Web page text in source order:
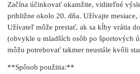
Začína účinkovať okamžite, viditeľné
približne okolo 20. dňa. Užívajte
Užívateľ môže prestať, ak sa kĺby vrátia
(obvykle u mladších osôb po športových
môžu potrebovať takmer neustále kvôli
**Spôsob použitia:**